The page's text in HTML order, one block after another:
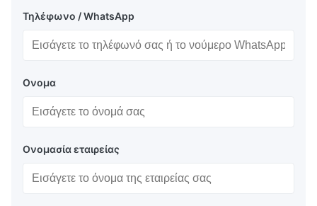
Τηλέφωνο / WhatsApp
Ονομα
Ονομασία εταιρείας